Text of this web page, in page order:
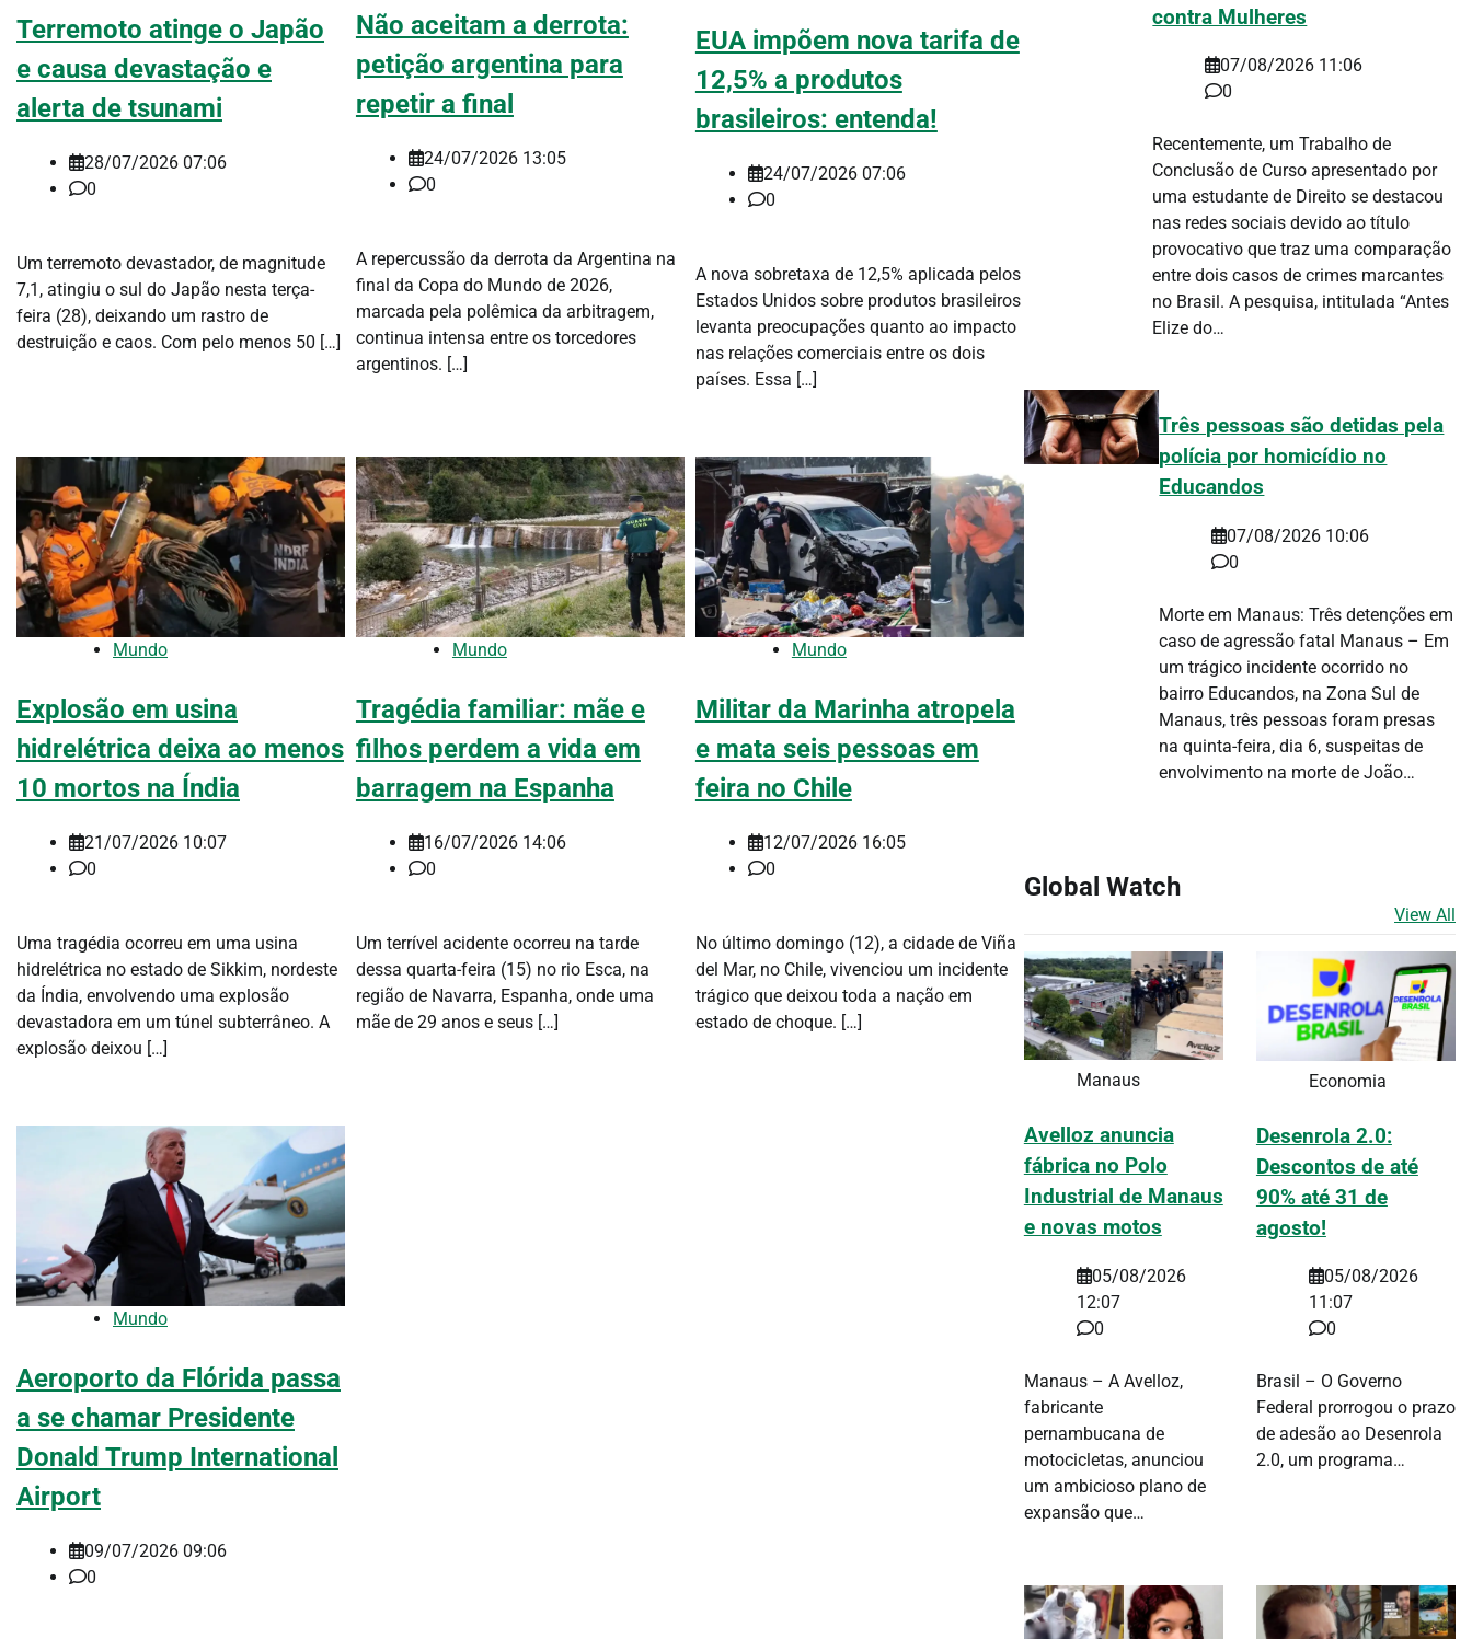
Terremoto atinge o Japão
e causa devastação e
alerta de tsunami
28/07/2026 07:06
0
Um terremoto devastador, de magnitude
7,1, atingiu o sul do Japão nesta terça-
feira (28), deixando um rastro de
destruição e caos. Com pelo menos 50 […]
Não aceitam a derrota:
petição argentina para
repetir a final
24/07/2026 13:05
0
A repercussão da derrota da Argentina na
final da Copa do Mundo de 2026,
marcada pela polêmica da arbitragem,
continua intensa entre os torcedores
argentinos. […]
EUA impõem nova tarifa de
12,5% a produtos
brasileiros: entenda!
24/07/2026 07:06
0
A nova sobretaxa de 12,5% aplicada pelos
Estados Unidos sobre produtos brasileiros
levanta preocupações quanto ao impacto
nas relações comerciais entre os dois
países. Essa […]
Mundo
Explosão em usina
hidrelétrica deixa ao menos
10 mortos na Índia
21/07/2026 10:07
0
Uma tragédia ocorreu em uma usina
hidrelétrica no estado de Sikkim, nordeste
da Índia, envolvendo uma explosão
devastadora em um túnel subterrâneo. A
explosão deixou […]
Mundo
Tragédia familiar: mãe e
filhos perdem a vida em
barragem na Espanha
16/07/2026 14:06
0
Um terrível acidente ocorreu na tarde
dessa quarta-feira (15) no rio Esca, na
região de Navarra, Espanha, onde uma
mãe de 29 anos e seus […]
Mundo
Militar da Marinha atropela
e mata seis pessoas em
feira no Chile
12/07/2026 16:05
0
No último domingo (12), a cidade de Viña
del Mar, no Chile, vivenciou um incidente
trágico que deixou toda a nação em
estado de choque. […]
Mundo
Aeroporto da Flórida passa
a se chamar Presidente
Donald Trump International
Airport
09/07/2026 09:06
0
contra Mulheres
07/08/2026 11:06
0
Recentemente, um Trabalho de
Conclusão de Curso apresentado por
uma estudante de Direito se destacou
nas redes sociais devido ao título
provocativo que traz uma comparação
entre dois casos de crimes marcantes
no Brasil. A pesquisa, intitulada “Antes
Elize do…
Três pessoas são detidas pela
polícia por homicídio no
Educandos
07/08/2026 10:06
0
Morte em Manaus: Três detenções em
caso de agressão fatal Manaus – Em
um trágico incidente ocorrido no
bairro Educandos, na Zona Sul de
Manaus, três pessoas foram presas
na quinta-feira, dia 6, suspeitas de
envolvimento na morte de João…
Global Watch
View All
Manaus
Avelloz anuncia
fábrica no Polo
Industrial de Manaus
e novas motos
05/08/2026
12:07
0
Manaus – A Avelloz,
fabricante
pernambucana de
motocicletas, anunciou
um ambicioso plano de
expansão que…
Economia
Desenrola 2.0:
Descontos de até
90% até 31 de
agosto!
05/08/2026
11:07
0
Brasil – O Governo
Federal prorrogou o prazo
de adesão ao Desenrola
2.0, um programa…